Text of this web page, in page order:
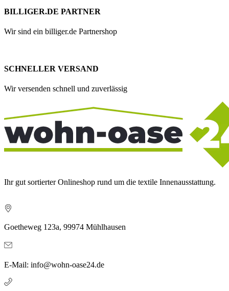
BILLIGER.DE PARTNER
Wir sind ein billiger.de Partnershop
SCHNELLER VERSAND
Wir versenden schnell und zuverlässig
Ihr gut sortierter Onlineshop rund um die textile Innenausstattung.
Goetheweg 123a, 99974 Mühlhausen
E-Mail: info@wohn-oase24.de